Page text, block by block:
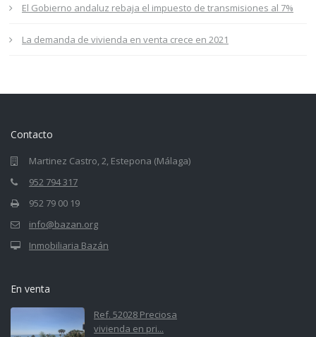
El Gobierno andaluz rebaja el impuesto de transmisiones al 7%
La demanda de vivienda en venta crece en 2021
Contacto
Martinez Castro, 2, Estepona (Málaga)
952 794 317
952 79 00 19
info@bazan.org
Inmobiliaria Bazán
En venta
Ref. 52028 Preciosa
vivienda en pri...